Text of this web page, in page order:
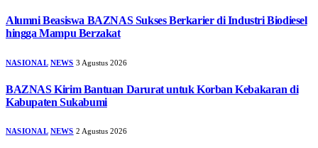
Alumni Beasiswa BAZNAS Sukses Berkarier di Industri Biodiesel
hingga Mampu Berzakat
NASIONAL NEWS 3 Agustus 2026
BAZNAS Kirim Bantuan Darurat untuk Korban Kebakaran di
Kabupaten Sukabumi
NASIONAL NEWS 2 Agustus 2026